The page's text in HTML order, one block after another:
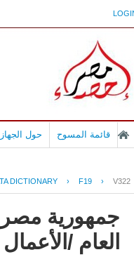
قائمة المسوح حول الجهاز
DICTIONARY › F19 › V322
جمهورية مصر
العام /الأعمال العام